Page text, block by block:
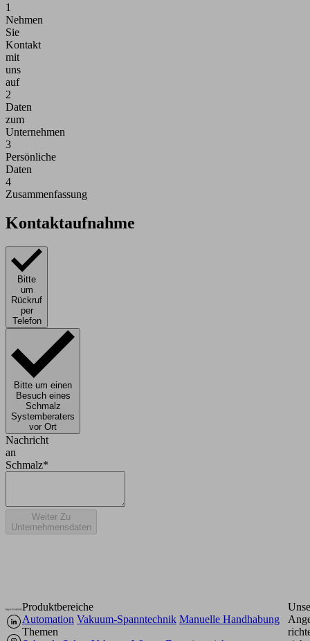
1
Nehmen
Sie
Kontakt
mit
uns
auf
2
Daten
zum
Unternehmen
3
Persönliche
Daten
4
Zusammenfassung
Kontaktaufnahme
Bitte
um
Rückruf
per
Telefon
Bitte um einen
Besuch eines
Schmalz
Systemberaters
vor Ort
Nachricht
an
Schmalz*
Weiter Zu
Unternehmensdaten
Produktbereiche
Automation Vakuum-Spanntechnik Manuelle Handhabung
Themen